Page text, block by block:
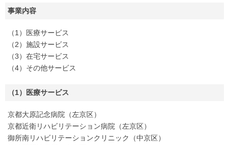
事業内容
（1）医療サービス
（2）施設サービス
（3）在宅サービス
（4）その他サービス
（1）医療サービス
京都大原記念病院（左京区）
京都近衛リハビリテーション病院（左京区）
御所南リハビリテーションクリニック（中京区）